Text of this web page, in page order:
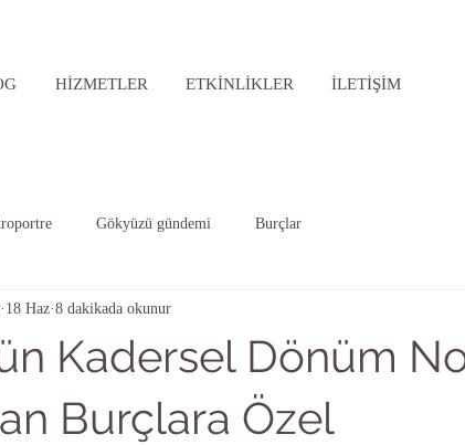
HİZMETLER ETKİNLİKLER İLETİŞİM
Gökyüzü gündemi Burçlar
Kadersel Dönüm
Burçlara Özel
18 Haz 8 dakikada okunur